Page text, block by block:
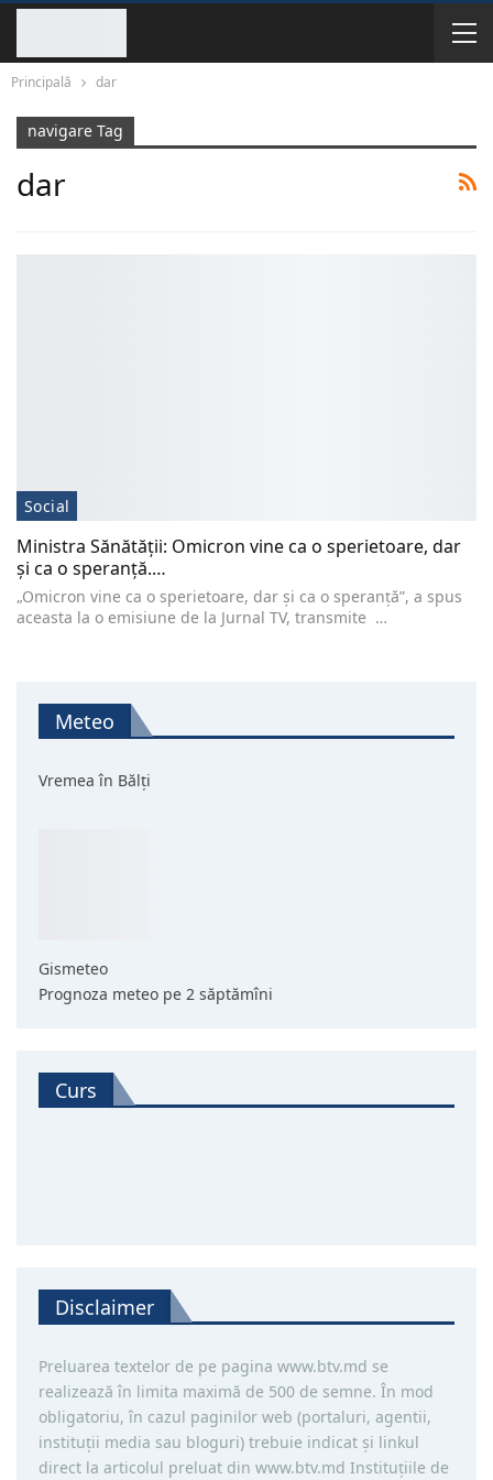
Principală dar
navigare Tag
dar
Social
Ministra Sănătății: Omicron vine ca o sperietoare, dar
și ca o speranță.…
„Omicron vine ca o sperietoare, dar și ca o speranță”, a spus
aceasta la o emisiune de la Jurnal TV, transmite …
Meteo
Vremea în Bălți
Gismeteo
Prognoza meteo pe 2 săptămîni
Curs
Disclaimer
Preluarea textelor de pe pagina www.btv.md se
realizează în limita maximă de 500 de semne. În mod
obligatoriu, în cazul paginilor web (portaluri, agentii,
instituţii media sau bloguri) trebuie indicat şi linkul
direct la articolul preluat din www.btv.md Instituţiile de